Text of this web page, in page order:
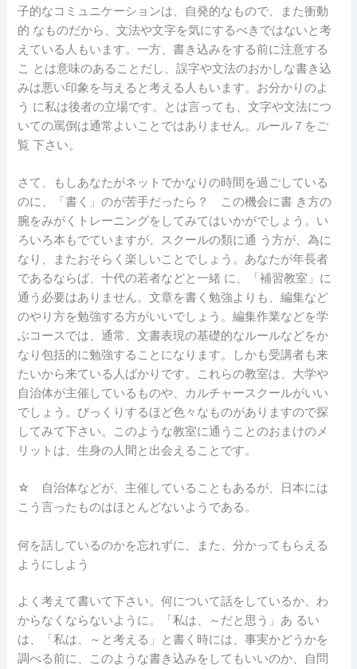
子的なコミュニケーションは、自発的なもので、また衝動
的 なものだから、文法や文字を気にするべきではないと考
えている人もいます。一方、書き込みをする前に注意する
こ とは意味のあることだし、誤字や文法のおかしな書き込
みは悪い印象を与えると考える人もいます。お分かりのよ
う に私は後者の立場です。とは言っても、文字や文法につ
いての罵倒は通常よいことではありません。ルール７をご
覧 下さい。
さて、もしあなたがネットでかなりの時間を過ごしている
のに、「書く」のが苦手だったら？ この機会に書 き方の
腕をみがくトレーニングをしてみてはいかがでしょう。い
ろいろ本もでていますが、スクールの類に通 う方が、為に
なり、またおそらく楽しいことでしょう。あなたが年長者
であるならば、十代の若者などと一緒 に、「補習教室」に
通う必要はありません。文章を書く勉強よりも、編集など
のやり方を勉強する方がいいでしょう。編集作業などを学
ぶコースでは、通常、文書表現の基礎的なルールなどをか
なり包括的に勉強することになります。しかも受講者も来
たいから来ている人ばかりです。これらの教室は、大学や
自治体が主催しているものや、カルチャースクールがいい
でしょう。びっくりするほど色々なものがありますので探
してみて下さい。このような教室に通うことのおまけのメ
リットは、生身の人間と出会えることです。
☆ 自治体などが、主催していることもあるが、日本には
こう言ったものはほとんどないようである。
何を話しているのかを忘れずに、また、分かってもらえる
ようにしよう
よく考えて書いて下さい。何について話をしているか、わ
からなくならないように。「私は、～だと思う」あ るい
は、「私は、～と考える」と書く時には、事実かどうかを
調べる前に、このような書き込みをしてもいいのか、自問